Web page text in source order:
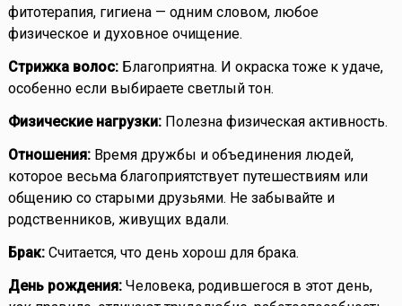
фитотерапия, гигиена — одним словом, любое
физическое и духовное очищение.
Стрижка волос:Благоприятна. И окраска тоже к удаче,
особенно если выбираете светлый тон.
Физические нагрузки:Полезна физическая активность.
Отношения:Время дружбы и объединения людей,
которое весьма благоприятствует путешествиям или
общению со старыми друзьями. Не забывайте и
родственников, живущих вдали.
Брак:Считается, что день хорош для брака.
День рождения:Человека, родившегося в этот день,